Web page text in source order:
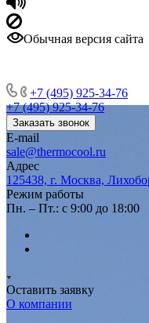
Обычная версия сайта
+7 (495) 925-34-76
+7 (495) 925-34-76
Заказать звонок
E-mail
sale@thermocool.ru
Адрес
125438, г. Москва,
Режим работы
Пн. – Пт.: с 9:00 до 18:00
Оставить заявку
О компании